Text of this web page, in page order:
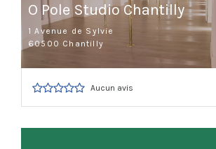
O Pole Studio Chantilly
1 Avenue de Sylvie
60500 Chantilly
Aucun avis